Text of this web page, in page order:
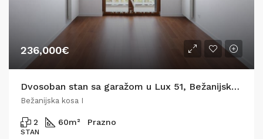
236,000€
Dvosoban stan sa garažom u Lux 51, Bežanijska kosa,60m2
Bežanijska kosa I
2 60m² Prazno
STAN